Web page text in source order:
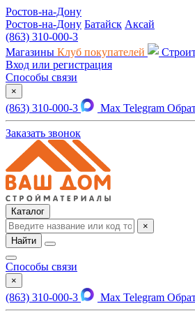
Ростов-на-Дону
Ростов-на-Дону Батайск Аксай
(863) 310-000-3
Магазины Клуб покупателей
Вход или регистрация
Способы связи
×
(863) 310-000-3 Max Telegram
Заказать звонок
Каталог
×
Найти
Способы связи
×
(863) 310-000-3 Max Telegram